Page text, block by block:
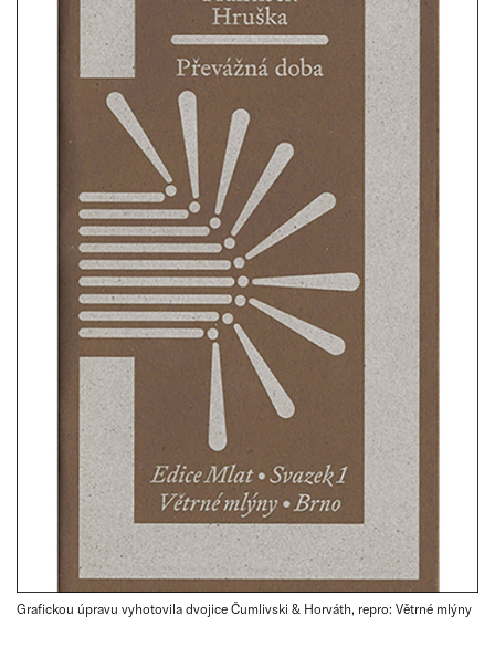
Grafickou úpravu vyhotovila dvojice Čumlivski & Horváth, repro: Větrné mlýny